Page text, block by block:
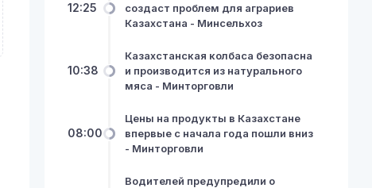
12:25
создаст проблем для аграриев
Казахстана - Минсельхоз
10:38
Казахстанская колбаса безопасна
и производится из натурального
мяса - Минторговли
08:00
Цены на продукты в Казахстане
впервые с начала года пошли вниз
- Минторговли
Водителей предупредили о